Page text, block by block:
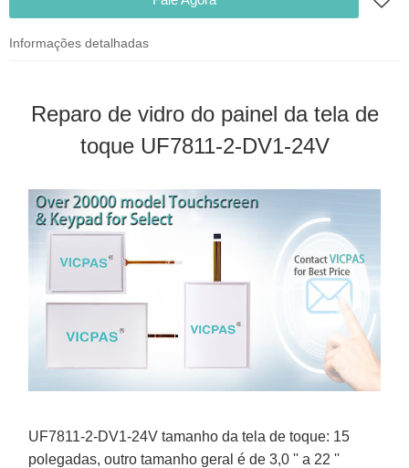
Informações detalhadas
Reparo de vidro do painel da tela de
toque UF7811-2-DV1-24V
UF7811-2-DV1-24V tamanho da tela de toque: 15
polegadas, outro tamanho geral é de 3,0 '' a 22 ''